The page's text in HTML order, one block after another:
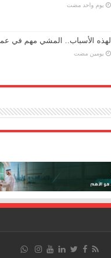
‏يوم واحد مضت
لهذه الأسباب.. المشي مهم في عمر
‏يومين مضت